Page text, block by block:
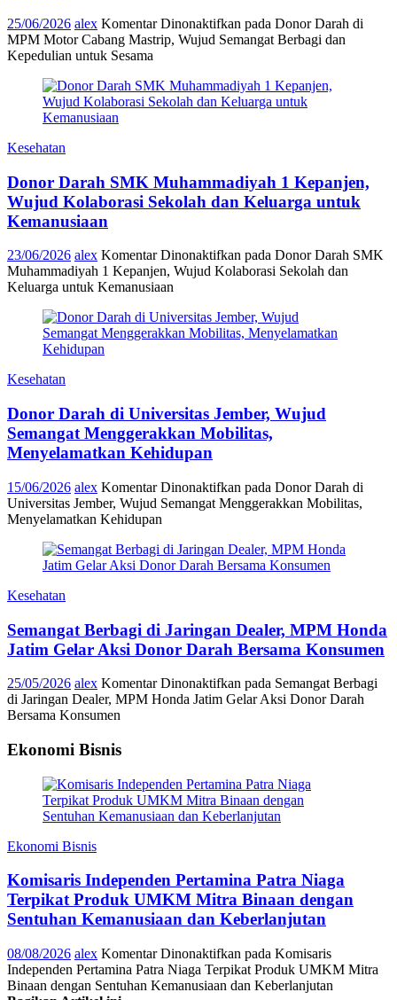
25/06/2026 alex Komentar Dinonaktifkan pada Donor Darah di
MPM Motor Cabang Mastrip, Wujud Semangat Berbagi dan
Kepedulian untuk Sesama
Kesehatan
Donor Darah SMK Muhammadiyah 1 Kepanjen,
Wujud Kolaborasi Sekolah dan Keluarga untuk
Kemanusiaan
23/06/2026 alex Komentar Dinonaktifkan pada Donor Darah SMK
Muhammadiyah 1 Kepanjen, Wujud Kolaborasi Sekolah dan
Keluarga untuk Kemanusiaan
Kesehatan
Donor Darah di Universitas Jember, Wujud
Semangat Menggerakkan Mobilitas,
Menyelamatkan Kehidupan
15/06/2026 alex Komentar Dinonaktifkan pada Donor Darah di
Universitas Jember, Wujud Semangat Menggerakkan Mobilitas,
Menyelamatkan Kehidupan
Kesehatan
Semangat Berbagi di Jaringan Dealer, MPM Honda
Jatim Gelar Aksi Donor Darah Bersama Konsumen
25/05/2026 alex Komentar Dinonaktifkan pada Semangat Berbagi
di Jaringan Dealer, MPM Honda Jatim Gelar Aksi Donor Darah
Bersama Konsumen
Ekonomi Bisnis
Ekonomi Bisnis
Komisaris Independen Pertamina Patra Niaga
Terpikat Produk UMKM Mitra Binaan dengan
Sentuhan Kemanusiaan dan Keberlanjutan
08/08/2026 alex Komentar Dinonaktifkan pada Komisaris
Independen Pertamina Patra Niaga Terpikat Produk UMKM Mitra
Binaan dengan Sentuhan Kemanusiaan dan Keberlanjutan